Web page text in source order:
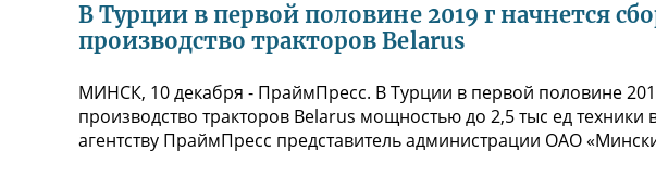
В Турции в первой половине 2019 г начнется
производство тракторов Belarus
МИНСК, 10 декабря - ПраймПресс. В Турции в первой половине
производство тракторов Belarus мощностью до 2,5 тыс ед
агентству ПраймПресс представитель администрации ОАО